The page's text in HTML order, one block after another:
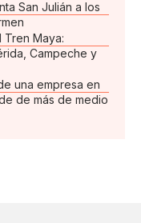
San Julián a los
Maya:
Campeche y
una empresa en
de más de medio